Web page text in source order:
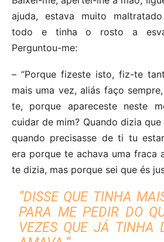
ajuda, estava muito
todo e tinha o rosto a
Perguntou-me:
– “Porque fizeste isto, fiz-te
mais uma vez, aliás faço
te, porque apareceste neste
cuidar de mim? Quando dizia
quando precisasse de ti tu
era porque te achava uma fraca
te dizia, mas porque sei que és
“DISSE QUE TINHA
PARA ME PEDIR DO
VEZES QUE JÁ TINHA